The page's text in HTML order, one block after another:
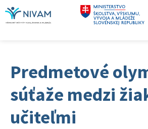
Predmetové
súťaže medzi
učiteľmi